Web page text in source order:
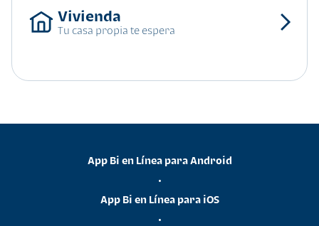
Tu casa propia te espera
App Bi en Línea para Android
•
App Bi en Línea para iOS
•